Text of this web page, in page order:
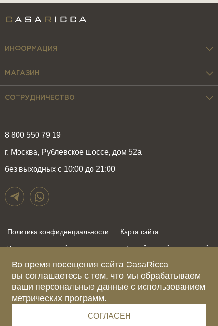
Во время посещения сайта CasaRicca
вы соглашаетесь с тем, что мы обрабатываем
ваши персональные данные с использованием
метрических программ.
СОГЛАСЕН
8 800 550 79 19
г. Москва, Рублевское шоссе, дом 52а
без выходных с 10:00 до 21:00
ИНФОРМАЦИЯ
МАГАЗИН
СОТРУДНИЧЕСТВО
Политика конфиденциальности Карта сайта
Представленные на сайте цены не являются публичной офертой, определяемой
быть изменены в любое время без предупреждения. Для получения актуальной и
подробной информации о стоимости, сроках и условиях поставки просьба
обращаться к менеджерам по указанным выше телефонам
Зарегистрированное название компании
Адрес Ш. РУБЛЁВСКОЕ, Д. 52А, ПОМЕЩ. I ЭТАЖ 2, КОМ. 81 Г.МОСКВА, ВН.ТЕР.